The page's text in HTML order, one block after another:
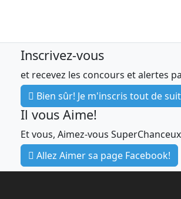
Inscrivez-vous
et recevez les concours et alertes
Bien sûr! Je m'inscris tout de
Il vous Aime!
Et vous, Aimez-vous
Allez Aimer sa page Facebook!